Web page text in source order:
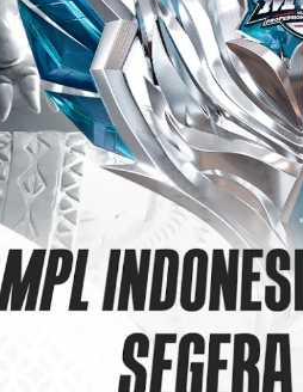
Padel pada Cedera Kaki 2026
Tanggung Jawab Maskapai Saat
2026 Tembus 4 Film Rp18